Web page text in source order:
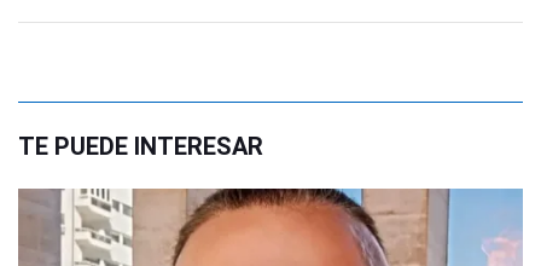
TE PUEDE INTERESAR